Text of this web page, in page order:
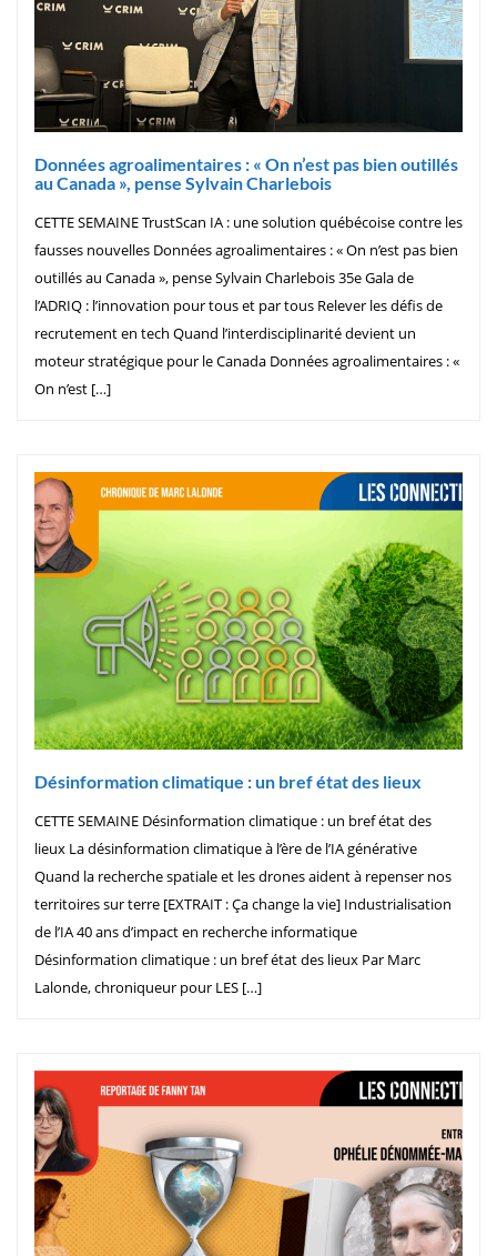
Données agroalimentaires : « On n’est pas bien outillés
au Canada », pense Sylvain Charlebois
CETTE SEMAINE TrustScan IA : une solution québécoise contre les
fausses nouvelles Données agroalimentaires : « On n’est pas bien
outillés au Canada », pense Sylvain Charlebois 35e Gala de
l’ADRIQ : l’innovation pour tous et par tous Relever les défis de
recrutement en tech Quand l’interdisciplinarité devient un
moteur stratégique pour le Canada Données agroalimentaires : «
On n’est […]
Désinformation climatique : un bref état des lieux
CETTE SEMAINE Désinformation climatique : un bref état des
lieux La désinformation climatique à l’ère de l’IA générative
Quand la recherche spatiale et les drones aident à repenser nos
territoires sur terre [EXTRAIT : Ça change la vie] Industrialisation
de l’IA 40 ans d’impact en recherche informatique
Désinformation climatique : un bref état des lieux Par Marc
Lalonde, chroniqueur pour LES […]